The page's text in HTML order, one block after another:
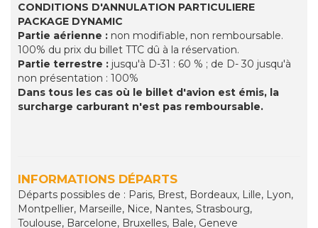
CONDITIONS D'ANNULATION PARTICULIERE
PACKAGE DYNAMIC
Partie aérienne : non modifiable, non remboursable.
100% du prix du billet TTC dû à la réservation.
Partie terrestre : jusqu'à D-31 : 60 % ; de D- 30 jusqu'à
non présentation : 100%
Dans tous les cas où le billet d'avion est émis, la
surcharge carburant n'est pas remboursable.
INFORMATIONS DÉPARTS
Départs possibles de : Paris, Brest, Bordeaux, Lille, Lyon,
Montpellier, Marseille, Nice, Nantes, Strasbourg,
Toulouse, Barcelone, Bruxelles, Bale, Geneve